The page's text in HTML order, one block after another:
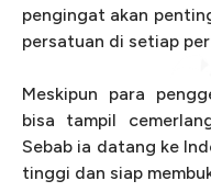
pengingat akan
persatuan di setiap
Meskipun para
bisa tampil
Sebab ia datang ke
tinggi dan siap